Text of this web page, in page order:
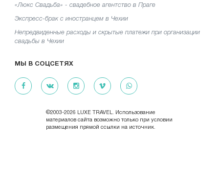
«Люкс Свадьба» - свадебное агентство в Праге
Экспресс-брак с иностранцем в Чехии
Непредвиденные расходы и скрытые платежи при организации
свадьбы в Чехии
МЫ В СОЦСЕТЯХ
©2003-2026 LUXE TRAVEL. Использование
материалов сайта возможно только при условии
размещения прямой ссылки на источник.